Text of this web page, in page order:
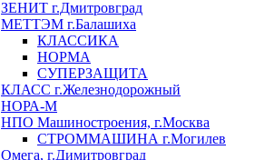
ЗЕНИТ г.Дмитровград
МЕТТЭМ г.Балашиха
КЛАССИКА
НОРМА
СУПЕРЗАЩИТА
КЛАСС г.Железнодорожный
НОРА-М
НПО Машиностроения, г.Москва
СТРОММАШИНА г.Могилев
Омега, г.Димитровград